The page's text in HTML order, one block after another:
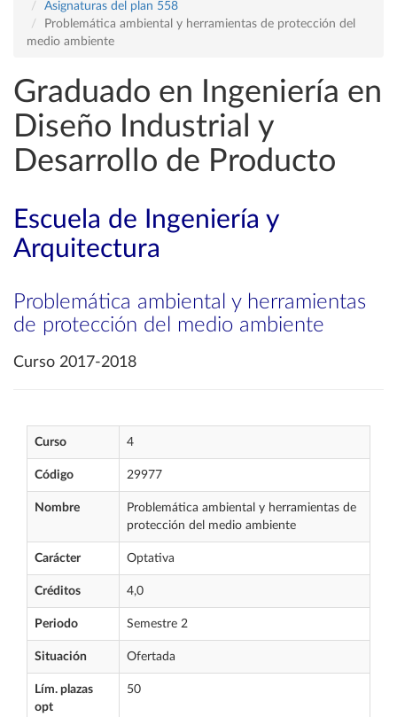
Asignaturas del plan 558
Problemática ambiental y herramientas de protección del
medio ambiente
Graduado en Ingeniería en
Diseño Industrial y
Desarrollo de Producto
Escuela de Ingeniería y
Arquitectura
Problemática ambiental y herramientas
de protección del medio ambiente
Curso 2017-2018
Curso 4
Código 29977
Nombre
Problemática ambiental y herramientas de
protección del medio ambiente
Carácter Optativa
Créditos 4,0
Periodo Semestre 2
Situación Ofertada
Lím. plazas
opt
50